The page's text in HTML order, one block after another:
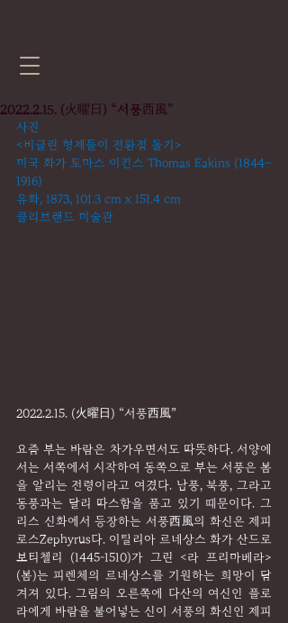
2022.2.15. (火曜日) “서풍西風”
사진
<비글린 형제들이 전환점 돌기>
미국 화가 토마스 이킨스 Thomas Eakins (1844–
1916)
유화, 1873, 101.3 cm x 151.4 cm
클리브랜드 미술관
2022.2.15. (火曜日) “서풍西風”
요즘 부는 바람은 차가우면서도 따뜻하다. 서양에
서는 서쪽에서 시작하여 동쪽으로 부는 서풍은 봄
을 알리는 전령이라고 여겼다. 남풍, 북풍, 그라고
동풍과는 달리 따스함을 품고 있기 때문이다. 그
리스 신화에서 등장하는 서풍西風의 화신은 제피
로스Zephyrus다. 이탈리아 르네상스 화가 산드로
보티첼리 (1445-1510)가 그린 <라 프리마베라>
(봄)는 피렌체의 르네상스를 기원하는 희망이 담
겨져 있다. 그림의 오른쪽에 다산의 여신인 플로
라에게 바람을 불어넣는 신이 서풍의 화신인 제피